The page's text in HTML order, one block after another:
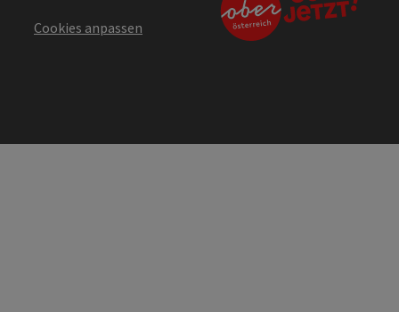
Cookies anpassen